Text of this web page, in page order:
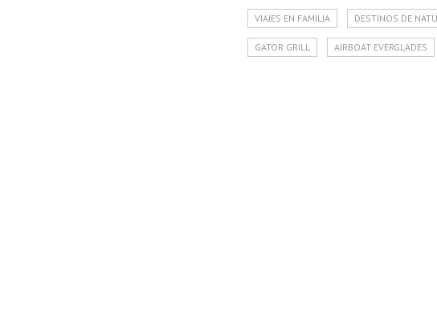
VIAJES EN FAMILIA DESTINOS DE
GATOR GRILL AIRBOAT EVERGLADES